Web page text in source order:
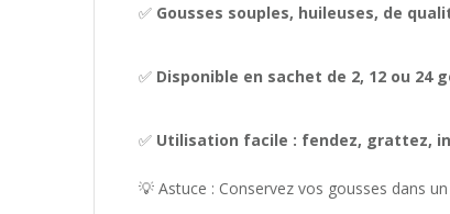
✅ Gousses souples, huileuses, de
✅ Disponible en sachet de 2, 12 ou 24
✅ Utilisation facile : fendez, grattez,
💡 Astuce : Conservez vos gousses dans